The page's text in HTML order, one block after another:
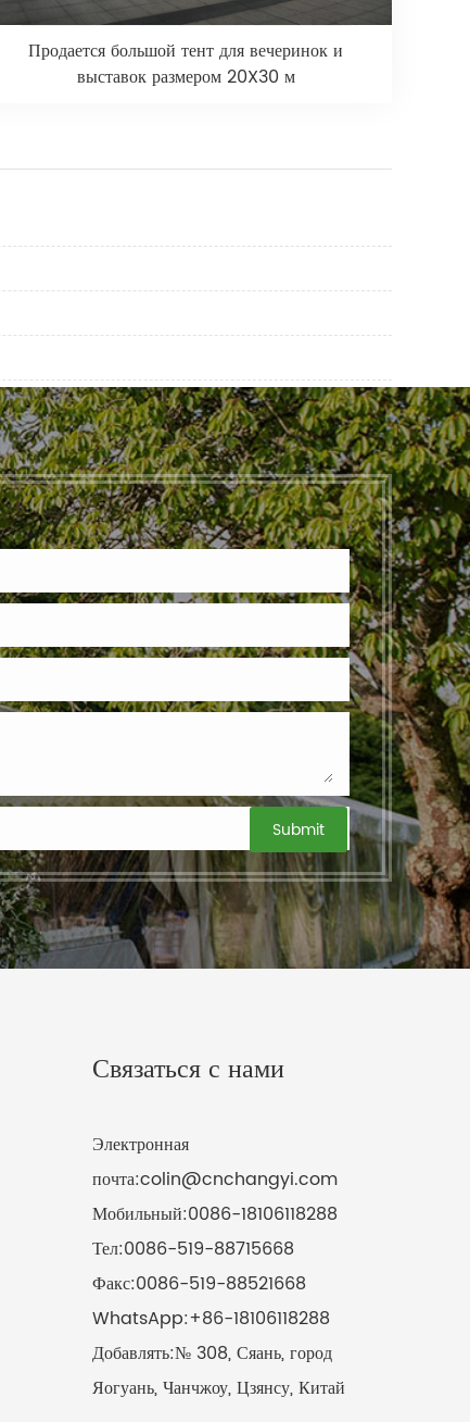
Продается большой тент для вечеринок и
выставок размером 20X30 м
Связаться с нами
Электронная
почта:colin@cnchangyi.com
Мобильный:0086-18106118288
Тел:0086-519-88715668
Факс:0086-519-88521668
WhatsApp:+86-18106118288
Добавлять:№ 308, Сяань, город
Яогуань, Чанчжоу, Цзянсу, Китай